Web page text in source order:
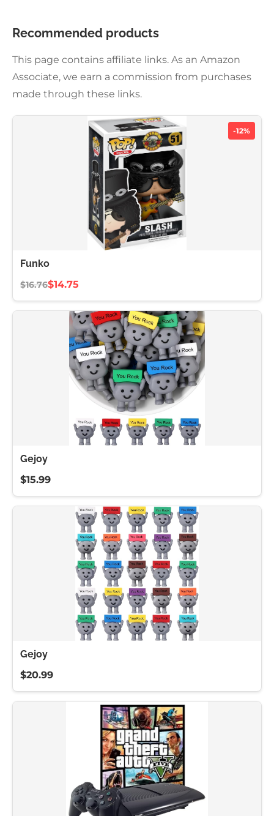
Recommended products
This page contains affiliate links. As an Amazon
Associate, we earn a commission from purchases
made through these links.
-12%
Funko
$16.76$14.75
Gejoy
$15.99
Gejoy
$20.99